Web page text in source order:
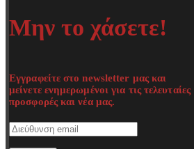
Μην το χάσετε!
Εγγραφείτε στο newsletter μας και
μείνετε ενημερωμένοι για τις τελευταίες
προσφορές και νέα μας.